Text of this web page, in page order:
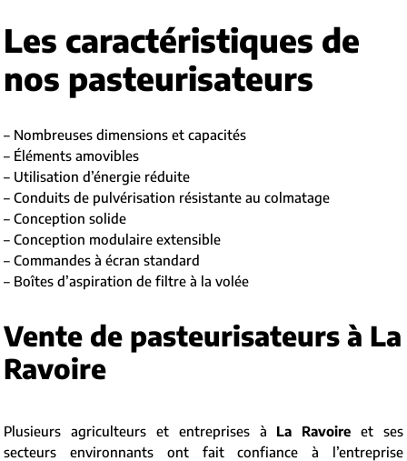
Les caractéristiques de
nos pasteurisateurs
– Nombreuses dimensions et capacités
– Éléments amovibles
– Utilisation d’énergie réduite
– Conduits de pulvérisation résistante au colmatage
– Conception solide
– Conception modulaire extensible
– Commandes à écran standard
– Boîtes d’aspiration de filtre à la volée
Vente de pasteurisateurs à La
Ravoire
Plusieurs agriculteurs et entreprises à La Ravoire et ses
secteurs environnants ont fait confiance à l’entreprise